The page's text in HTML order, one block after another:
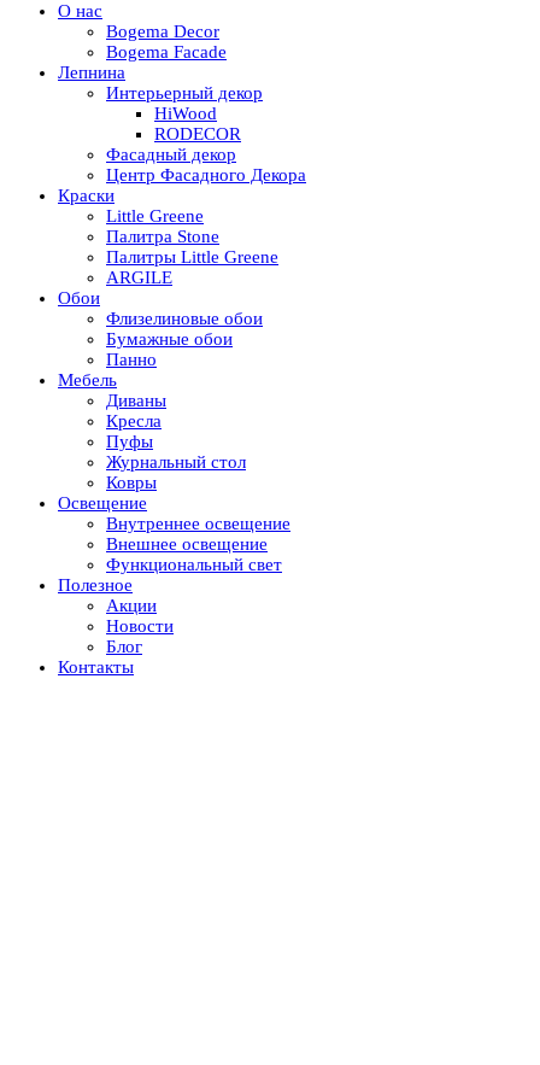
О нас
Bogema Decor
Bogema Facade
Лепнина
Интерьерный декор
HiWood
RODECOR
Фасадный декор
Центр Фасадного Декора
Краски
Little Greene
Палитра Stone
Палитры Little Greene
ARGILE
Обои
Флизелиновые обои
Бумажные обои
Панно
Мебель
Диваны
Кресла
Пуфы
Журнальный стол
Ковры
Освещение
Внутреннее освещение
Внешнее освещение
Функциональный свет
Полезное
Акции
Новости
Блог
Контакты